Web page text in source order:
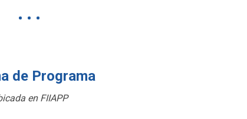
de Programa
en FIIAPP